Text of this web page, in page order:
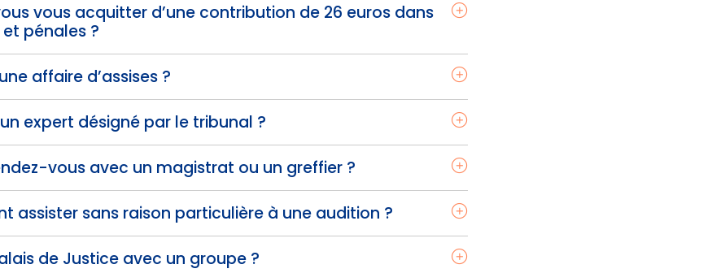
vous acquitter d’une contribution de 26 euros dans
pénales ?
affaire d’assises ?
expert désigné par le tribunal ?
vous avec un magistrat ou un greffier ?
assister sans raison particulière à une audition ?
de Justice avec un groupe ?